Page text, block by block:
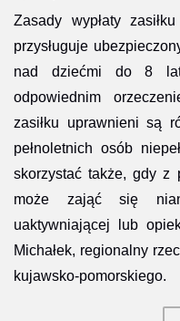
Zasady wypłaty
przysługuje
nad dziećmi do 8
odpowiednim
zasiłku uprawnieni są
pełnoletnich osób
skorzystać także, gdy z
może zająć się
uaktywniającej lub
Michałek, regionalny
kujawsko-pomorskiego.